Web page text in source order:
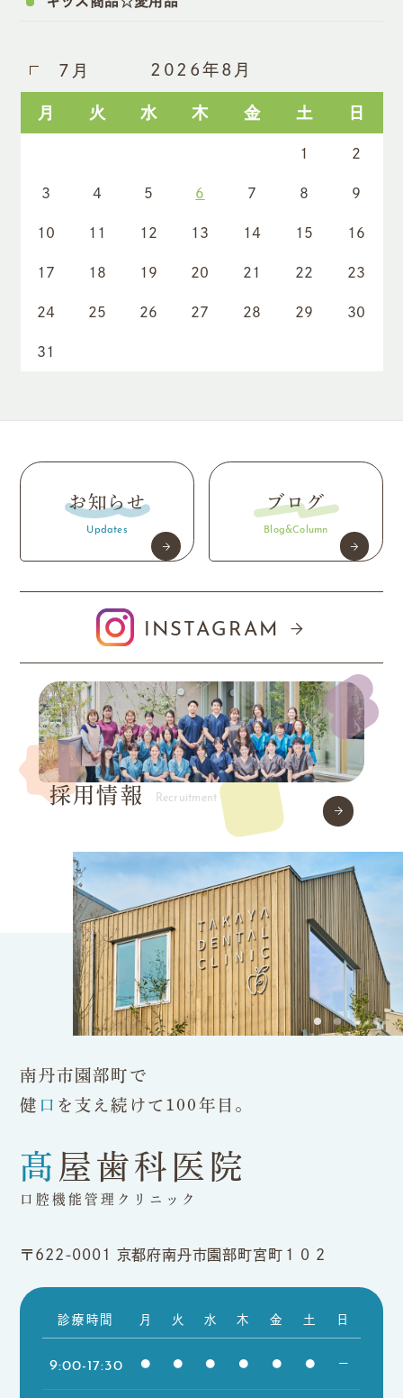
2026年8月
月 火 水 木 金 土 日
7月
1 2
3 4 5 6 7 8 9
10 11 12 13 14 15 16
17 18 19 20 21 22 23
24 25 26 27 28 29 30
31
お知らせ
Updates
ブログ
Blog&Column
INSTAGRAM
採用情報 Recruitment
南丹市園部町で
健 口 を支え続けて100年目。
髙屋歯科医院
口腔機能管理クリニック
〒622-0001 京都府南丹市園部町宮町１０２
診療時間 月 火 水 木 金 土 日
9:00-17:30 ● ● ● ● ● ● ー